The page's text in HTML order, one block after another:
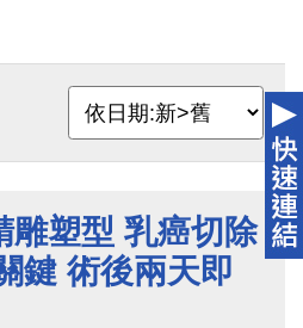
雕塑型 乳癌切除
鍵 術後兩天即